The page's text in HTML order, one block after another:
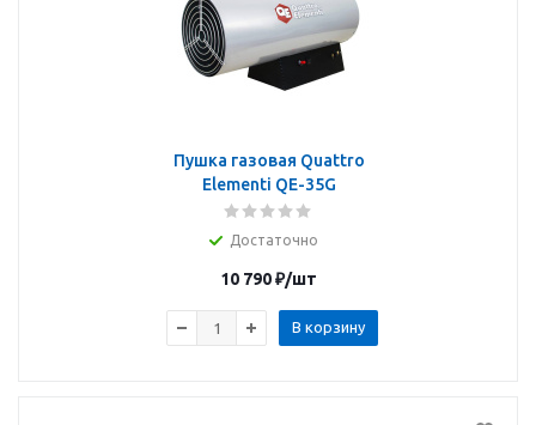
Пушка газовая Quattro
Elementi QE-35G
Достаточно
10 790₽/шт
В корзину